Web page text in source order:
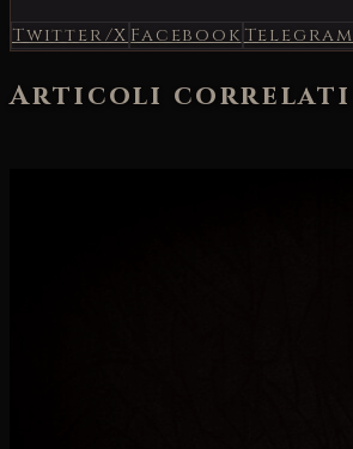
Twitter/X Facebook Telegram
Articoli correlati